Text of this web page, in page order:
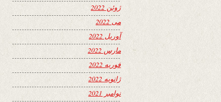
ژوئن 2022
می 2022
آوریل 2022
مارس 2022
فوریه 2022
ژانویه 2022
نوامبر 2021